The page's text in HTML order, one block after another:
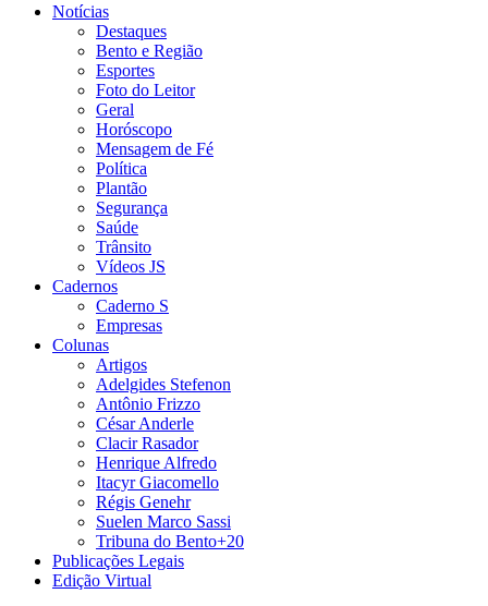
Notícias
Destaques
Bento e Região
Esportes
Foto do Leitor
Geral
Horóscopo
Mensagem de Fé
Política
Plantão
Segurança
Saúde
Trânsito
Vídeos JS
Cadernos
Caderno S
Empresas
Colunas
Artigos
Adelgides Stefenon
Antônio Frizzo
César Anderle
Clacir Rasador
Henrique Alfredo
Itacyr Giacomello
Régis Genehr
Suelen Marco Sassi
Tribuna do Bento+20
Publicações Legais
Edição Virtual